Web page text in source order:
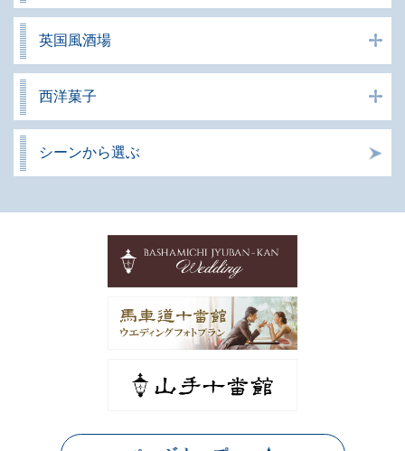
英国風酒場
西洋菓子
シーンから選ぶ